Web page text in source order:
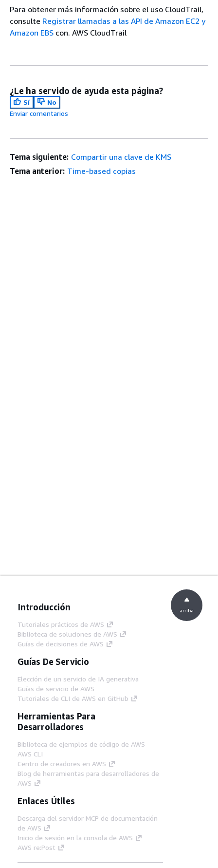
Para obtener más información sobre el uso CloudTrail,
consulte Registrar llamadas a las API de Amazon EC2 y
Amazon EBS con. AWS CloudTrail
¿Le ha servido de ayuda esta página?
Sí
No
Enviar comentarios
Tema siguiente: Compartir una clave de KMS
Tema anterior: Time-based copias
Introducción
Tutoriales prácticos de AWS
Biblioteca de soluciones de AWS
Guías de decisiones de AWS
Guías De Servicio
Elección de un servicio de IA generativa
Guías de servicio de AWS
Tutoriales de CLI de AWS en GitHub
Herramientas Para
Desarrolladores
Biblioteca de ejemplos de código de AWS
AWS CLI
Centro de creadores en AWS
Blog de herramientas para desarrolladores de
AWS
Enlaces Útiles
Descarga del servidor MCP de documentación
de AWS
Inicio de sesión en la consola de AWS
AWS re:Post
arriba